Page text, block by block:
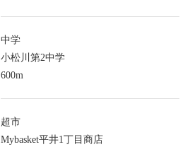
中学
小松川第2中学
600m
超市
Mybasket平井1丁目商店